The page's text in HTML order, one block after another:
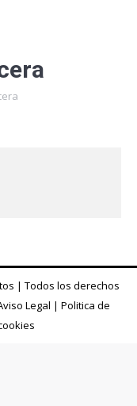
| Todos los derechos
Legal | Politica de